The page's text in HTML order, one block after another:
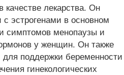
качестве лекарства. Он
с эстрогенами в основном
симптомов менопаузы и
у женщин. Он также
поддержки беременности
гинекологических